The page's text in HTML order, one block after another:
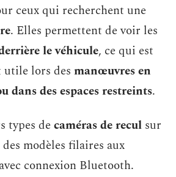
ceux qui recherchent une
. Elles permettent de voir les
le véhicule, ce qui est
lors des manœuvres en
dans des espaces restreints.
types decaméras de recul sur
modèles filaires aux
connexion Bluetooth.